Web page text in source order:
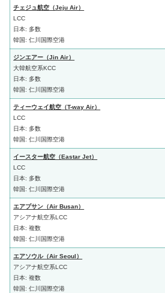
チェジュ航空（Jeju Air）
LCC
日本: 多数
韓国: 仁川国際空港
ジンエアー（Jin Air）
大韓航空系KCC
日本: 多数
韓国: 仁川国際空港
ティーウェイ航空（T-way Air）
LCC
日本: 多数
韓国: 仁川国際空港
イースター航空（Eastar Jet）
LCC
日本: 多数
韓国: 仁川国際空港
エアプサン（Air Busan）
アシアナ航空系LCC
日本: 複数
韓国: 仁川国際空港
エアソウル（Air Seoul）
アシアナ航空系LCC
日本: 複数
韓国: 仁川国際空港